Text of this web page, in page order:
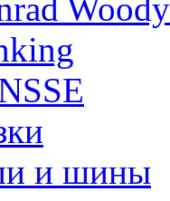
Woody
и шины